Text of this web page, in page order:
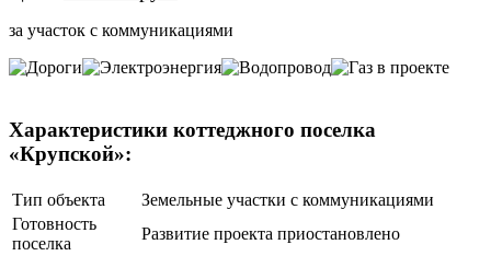
за участок с коммуникациями
Характеристики коттеджного поселка
«Крупской»:
Тип объекта
Земельные участки с коммуникациями
Готовность
поселка
Развитие проекта приостановлено